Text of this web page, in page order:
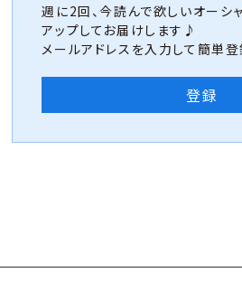
週に2回、今読んで欲しいオーシ
アップしてお届けします♪
メールアドレスを入力して簡単
登録